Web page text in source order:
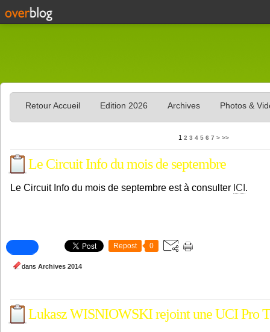
Retour Accueil Edition 2026 Archives Photos &
1 2 3 4 5 6 7 > >>
Le Circuit Info du mois de septembre
Le Circuit Info du mois de septembre est à consulter ICI .
Repost 0
dans Archives 2014
Lukasz WISNIOWSKI rejoint une UCI Pro